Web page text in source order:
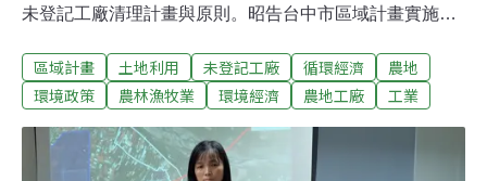
未登記工廠清理計畫與原則。昭告台中市區域計畫實施5
除，並規定工廠搬遷六個月內必須恢復農用。台中市府24
日於內政部區域計畫委員會中提出此政策；對此決定性的
地方環團也予以肯定，但對計畫執行力與經費來源等現實
問題表示擔憂。區域計畫通過「五年」內遷農地工廠 土地
區域計畫 土地利用 未登記工廠 循環經濟
農地
環境政策
農林漁牧業 環境經濟 農地工廠 工業